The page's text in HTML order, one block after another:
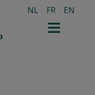
NL FR EN